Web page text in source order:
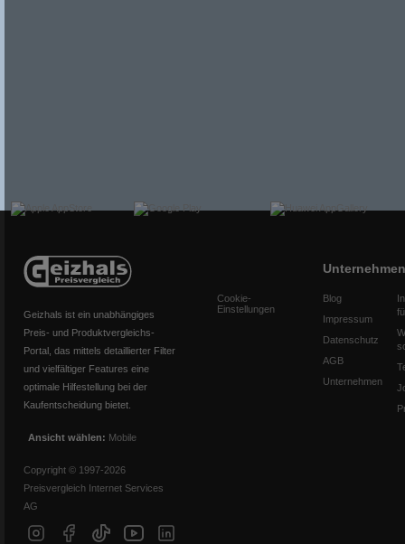
Geizhals ist ein unabhängiges
Preis- und Produktvergleichs-
Portal, das mittels detaillierter Filter
und vielfältiger Features eine
optimale Hilfestellung bei der
Kaufentscheidung bietet.
Ansicht wählen: Mobile
Copyright © 1997-2026
Preisvergleich Internet Services
AG
Cookie-
Einstellungen
Unternehmen
Blog
Impressum
Datenschutz
AGB
Unternehmen